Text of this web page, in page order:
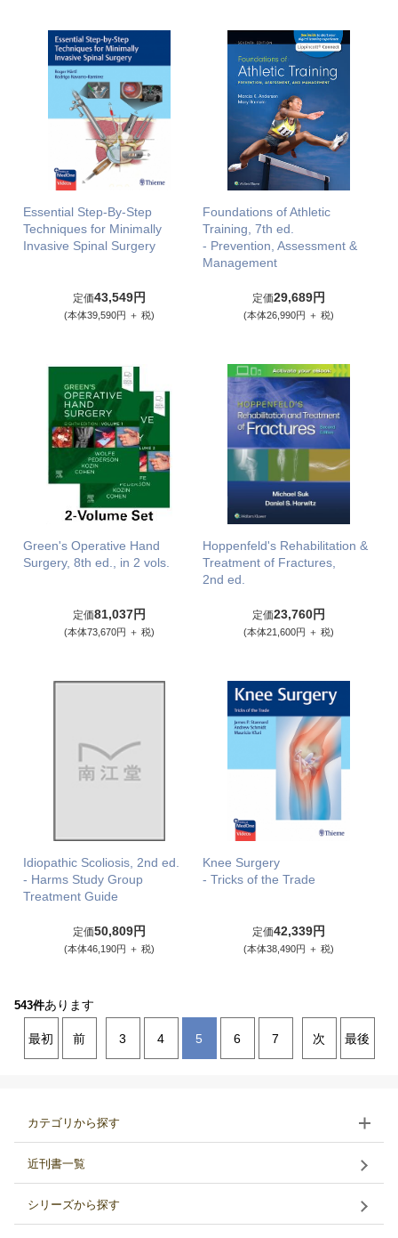
Essential Step-By-Step
Techniques for Minimally
Invasive Spinal Surgery
定価43,549円
(本体39,590円 ＋ 税)
Foundations of Athletic
Training, 7th ed.
- Prevention, Assessment &
Management
定価29,689円
(本体26,990円 ＋ 税)
Green's Operative Hand
Surgery, 8th ed., in 2 vols.
定価81,037円
(本体73,670円 ＋ 税)
Hoppenfeld's Rehabilitation &
Treatment of Fractures,
2nd ed.
定価23,760円
(本体21,600円 ＋ 税)
Idiopathic Scoliosis, 2nd ed.
- Harms Study Group
Treatment Guide
定価50,809円
(本体46,190円 ＋ 税)
Knee Surgery
- Tricks of the Trade
定価42,339円
(本体38,490円 ＋ 税)
543件あります
最初 前 3 4 5 6 7 次 最後
カテゴリから探す
近刊書一覧
シリーズから探す